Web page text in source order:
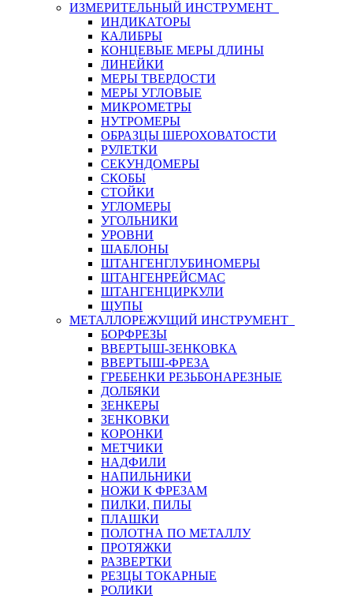
ИЗМЕРИТЕЛЬНЫЙ ИНСТРУМЕНТ
ИНДИКАТОРЫ
КАЛИБРЫ
КОНЦЕВЫЕ МЕРЫ ДЛИНЫ
ЛИНЕЙКИ
МЕРЫ ТВЕРДОСТИ
МЕРЫ УГЛОВЫЕ
МИКРОМЕТРЫ
НУТРОМЕРЫ
ОБРАЗЦЫ ШЕРОХОВАТОСТИ
РУЛЕТКИ
СЕКУНДОМЕРЫ
СКОБЫ
СТОЙКИ
УГЛОМЕРЫ
УГОЛЬНИКИ
УРОВНИ
ШАБЛОНЫ
ШТАНГЕНГЛУБИНОМЕРЫ
ШТАНГЕНРЕЙСМАС
ШТАНГЕНЦИРКУЛИ
ЩУПЫ
МЕТАЛЛОРЕЖУЩИЙ ИНСТРУМЕНТ
БОРФРЕЗЫ
ВВЕРТЫШ-ЗЕНКОВКА
ВВЕРТЫШ-ФРЕЗА
ГРЕБЕНКИ РЕЗЬБОНАРЕЗНЫЕ
ДОЛБЯКИ
ЗЕНКЕРЫ
ЗЕНКОВКИ
КОРОНКИ
МЕТЧИКИ
НАДФИЛИ
НАПИЛЬНИКИ
НОЖИ К ФРЕЗАМ
ПИЛКИ, ПИЛЫ
ПЛАШКИ
ПОЛОТНА ПО МЕТАЛЛУ
ПРОТЯЖКИ
РАЗВЕРТКИ
РЕЗЦЫ ТОКАРНЫЕ
РОЛИКИ